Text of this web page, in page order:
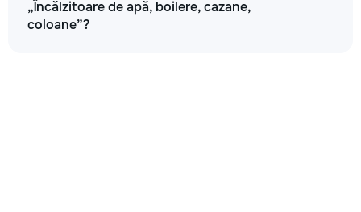
„Încălzitoare de apă, boilere, cazane,
coloane”?